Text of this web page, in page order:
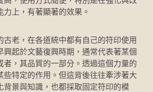
力上，有著顯著的效果。
古老，在各道統中都有自己的符印使用
興起於文藝復興時期，通常代表著某個
者，其品質的一部分。透過這個力量的
些特定的作用。但這背後往往牽涉著大
背景與知識，也都採取固定符印的模